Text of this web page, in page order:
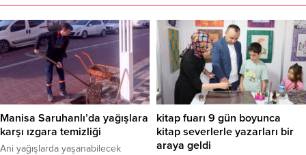
Manisa Saruhanlı’da yağışlara
karşı ızgara temizliği
Ani yağışlarda yaşanabilecek
kitap fuarı 9 gün boyunca
kitap severlerle yazarları bir
araya geldi